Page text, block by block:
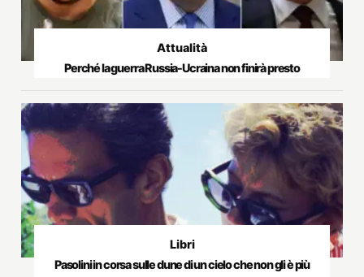
Attualità
Perché la guerra Russia-Ucraina non finirà presto
Libri
Pasolini in corsa sulle dune di un cielo che non gli è più